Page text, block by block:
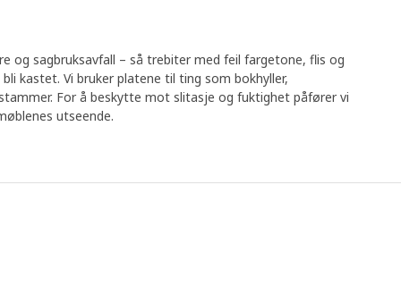
og sagbruksavfall – så trebiter med feil fargetone, flis og
kastet. Vi bruker platene til ting som bokhyller,
For å beskytte mot slitasje og fuktighet påfører vi
utseende.